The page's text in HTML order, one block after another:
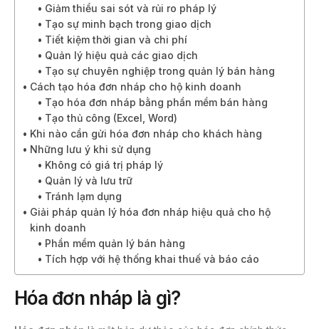
Giảm thiểu sai sót và rủi ro pháp lý
Tạo sự minh bạch trong giao dịch
Tiết kiệm thời gian và chi phí
Quản lý hiệu quả các giao dịch
Tạo sự chuyên nghiệp trong quản lý bán hàng
Cách tạo hóa đơn nháp cho hộ kinh doanh
Tạo hóa đơn nháp bằng phần mềm bán hàng
Tạo thủ công (Excel, Word)
Khi nào cần gửi hóa đơn nháp cho khách hàng
Những lưu ý khi sử dụng
Không có giá trị pháp lý
Quản lý và lưu trữ
Tránh lạm dụng
Giải pháp quản lý hóa đơn nháp hiệu quả cho hộ
kinh doanh
Phần mềm quản lý bán hàng
Tích hợp với hệ thống khai thuế và báo cáo
Hóa đơn nháp là gì?